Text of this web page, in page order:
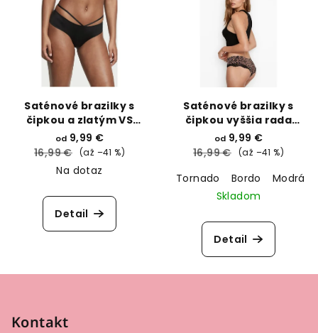
Saténové brazilky s
čipkou a zlatým VS
vyššia rada Cheeky
Victoria’s Secret
od 9,99 €
16,99 € (až –41 %)
Na dotaz
Detail
Saténové brazilky s
čipkou vyššia rada
Cheeky Victoria’s
Secret
od 9,99 €
16,99 € (až –41 %)
Tornado Bordo
Modrá s
Skladom
Detail
Kontakt